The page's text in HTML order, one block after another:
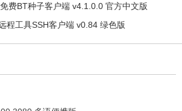
费BT种子客户端 v4.1.0.0 官方中文版
程工具SSH客户端 v0.84 绿色版